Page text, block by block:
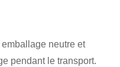
neutre et
pendant le transport.